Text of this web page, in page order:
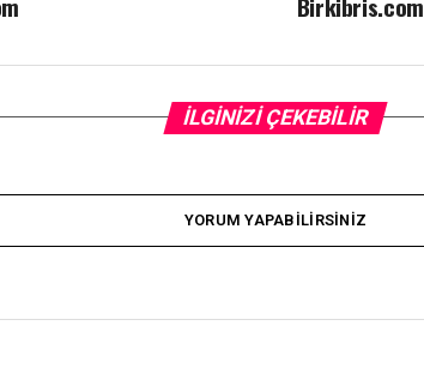
İLGİNİZİ ÇEKEBİLİR
YORUM YAPABILIRSINIZ